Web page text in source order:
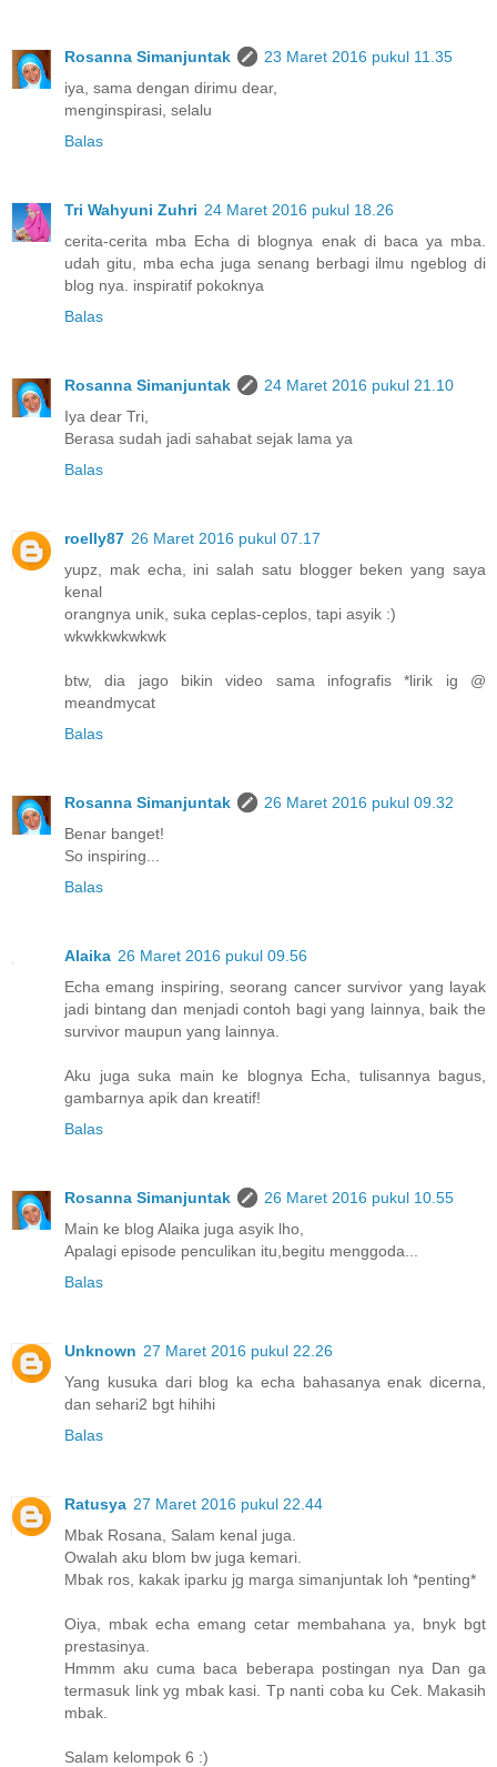
Rosanna Simanjuntak
23 Maret 2016 pukul 11.35
iya, sama dengan dirimu dear,
menginspirasi, selalu
Balas
Tri Wahyuni Zuhri 24 Maret 2016 pukul 18.26
cerita-cerita mba Echa di blognya enak di baca ya mba.
udah gitu, mba echa juga senang berbagi ilmu ngeblog di
blog nya. inspiratif pokoknya
Balas
Rosanna Simanjuntak
24 Maret 2016 pukul 21.10
Iya dear Tri,
Berasa sudah jadi sahabat sejak lama ya
Balas
roelly87 26 Maret 2016 pukul 07.17
yupz, mak echa, ini salah satu blogger beken yang saya
kenal
orangnya unik, suka ceplas-ceplos, tapi asyik :)
wkwkkwkwkwk
btw, dia jago bikin video sama infografis *lirik ig @
meandmycat
Balas
Rosanna Simanjuntak
26 Maret 2016 pukul 09.32
Benar banget!
So inspiring...
Balas
Alaika 26 Maret 2016 pukul 09.56
Echa emang inspiring, seorang cancer survivor yang layak
jadi bintang dan menjadi contoh bagi yang lainnya, baik the
survivor maupun yang lainnya.
Aku juga suka main ke blognya Echa, tulisannya bagus,
gambarnya apik dan kreatif!
Balas
Rosanna Simanjuntak
26 Maret 2016 pukul 10.55
Main ke blog Alaika juga asyik lho,
Apalagi episode penculikan itu,begitu menggoda...
Balas
Unknown 27 Maret 2016 pukul 22.26
Yang kusuka dari blog ka echa bahasanya enak dicerna,
dan sehari2 bgt hihihi
Balas
Ratusya 27 Maret 2016 pukul 22.44
Mbak Rosana, Salam kenal juga.
Owalah aku blom bw juga kemari.
Mbak ros, kakak iparku jg marga simanjuntak loh *penting*
Oiya, mbak echa emang cetar membahana ya, bnyk bgt
prestasinya.
Hmmm aku cuma baca beberapa postingan nya Dan ga
termasuk link yg mbak kasi. Tp nanti coba ku Cek. Makasih
mbak.
Salam kelompok 6 :)